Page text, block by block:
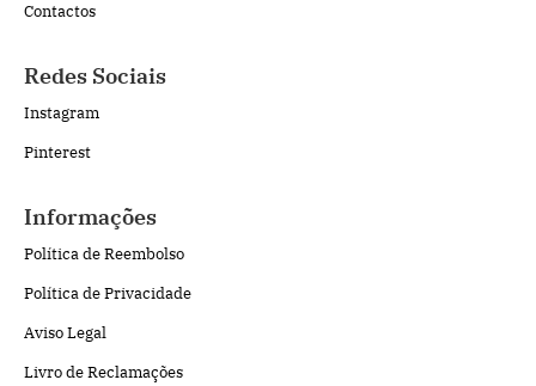
Contactos
Redes Sociais
Instagram
Pinterest
Informações
Política de Reembolso
Política de Privacidade
Aviso Legal
Livro de Reclamações